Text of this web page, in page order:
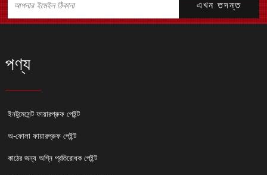
পণ্য
ইনটুমেসেন্ট ফায়ারপ্রুফ পেইন্ট
অ-ফোলা ফায়ারপ্রুফ পেইন্ট
কাঠের জন্য অগ্নি প্রতিরোধক পেইন্ট